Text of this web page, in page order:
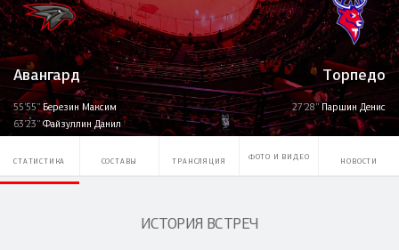
Авангард
55'55''Березин Максим
63'23'' Файзуллин Данил
Торпедо
27'28'' Паршин Денис
СТАТИСТИКА СОСТАВЫ ТРАНСЛЯЦИЯ ФОТО И ВИДЕО НОВОСТИ
ИСТОРИЯ ВСТРЕЧ